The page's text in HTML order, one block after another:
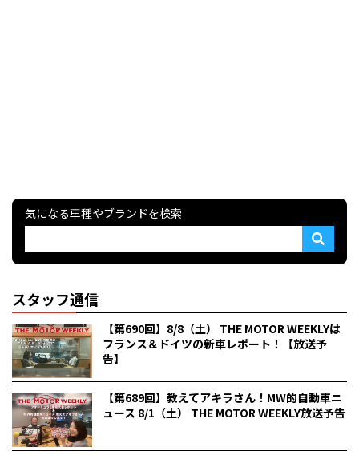
気になる車種やブランドを検索
スタッフ通信
【第690回】8/8（土） THE MOTOR WEEKLYは
フランス＆ドイツの新車レポート！【放送予
告】
【第689回】教えてアキラさん！MW的自動車ニ
ュース 8/1（土） THE MOTOR WEEKLY放送予告